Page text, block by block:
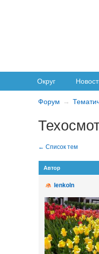
Округ
Форум
Автор
lenkoln